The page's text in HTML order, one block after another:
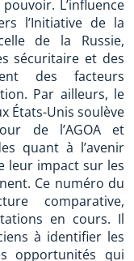
L’influence
l’Initiative de la
de la Russie,
sécuritaire et des
des facteurs
Par ailleurs, le
États-Unis soulève
de l’AGOA et
quant à l’avenir
leur impact sur les
Ce numéro du
comparative,
en cours. Il
à identifier les
opportunités qui